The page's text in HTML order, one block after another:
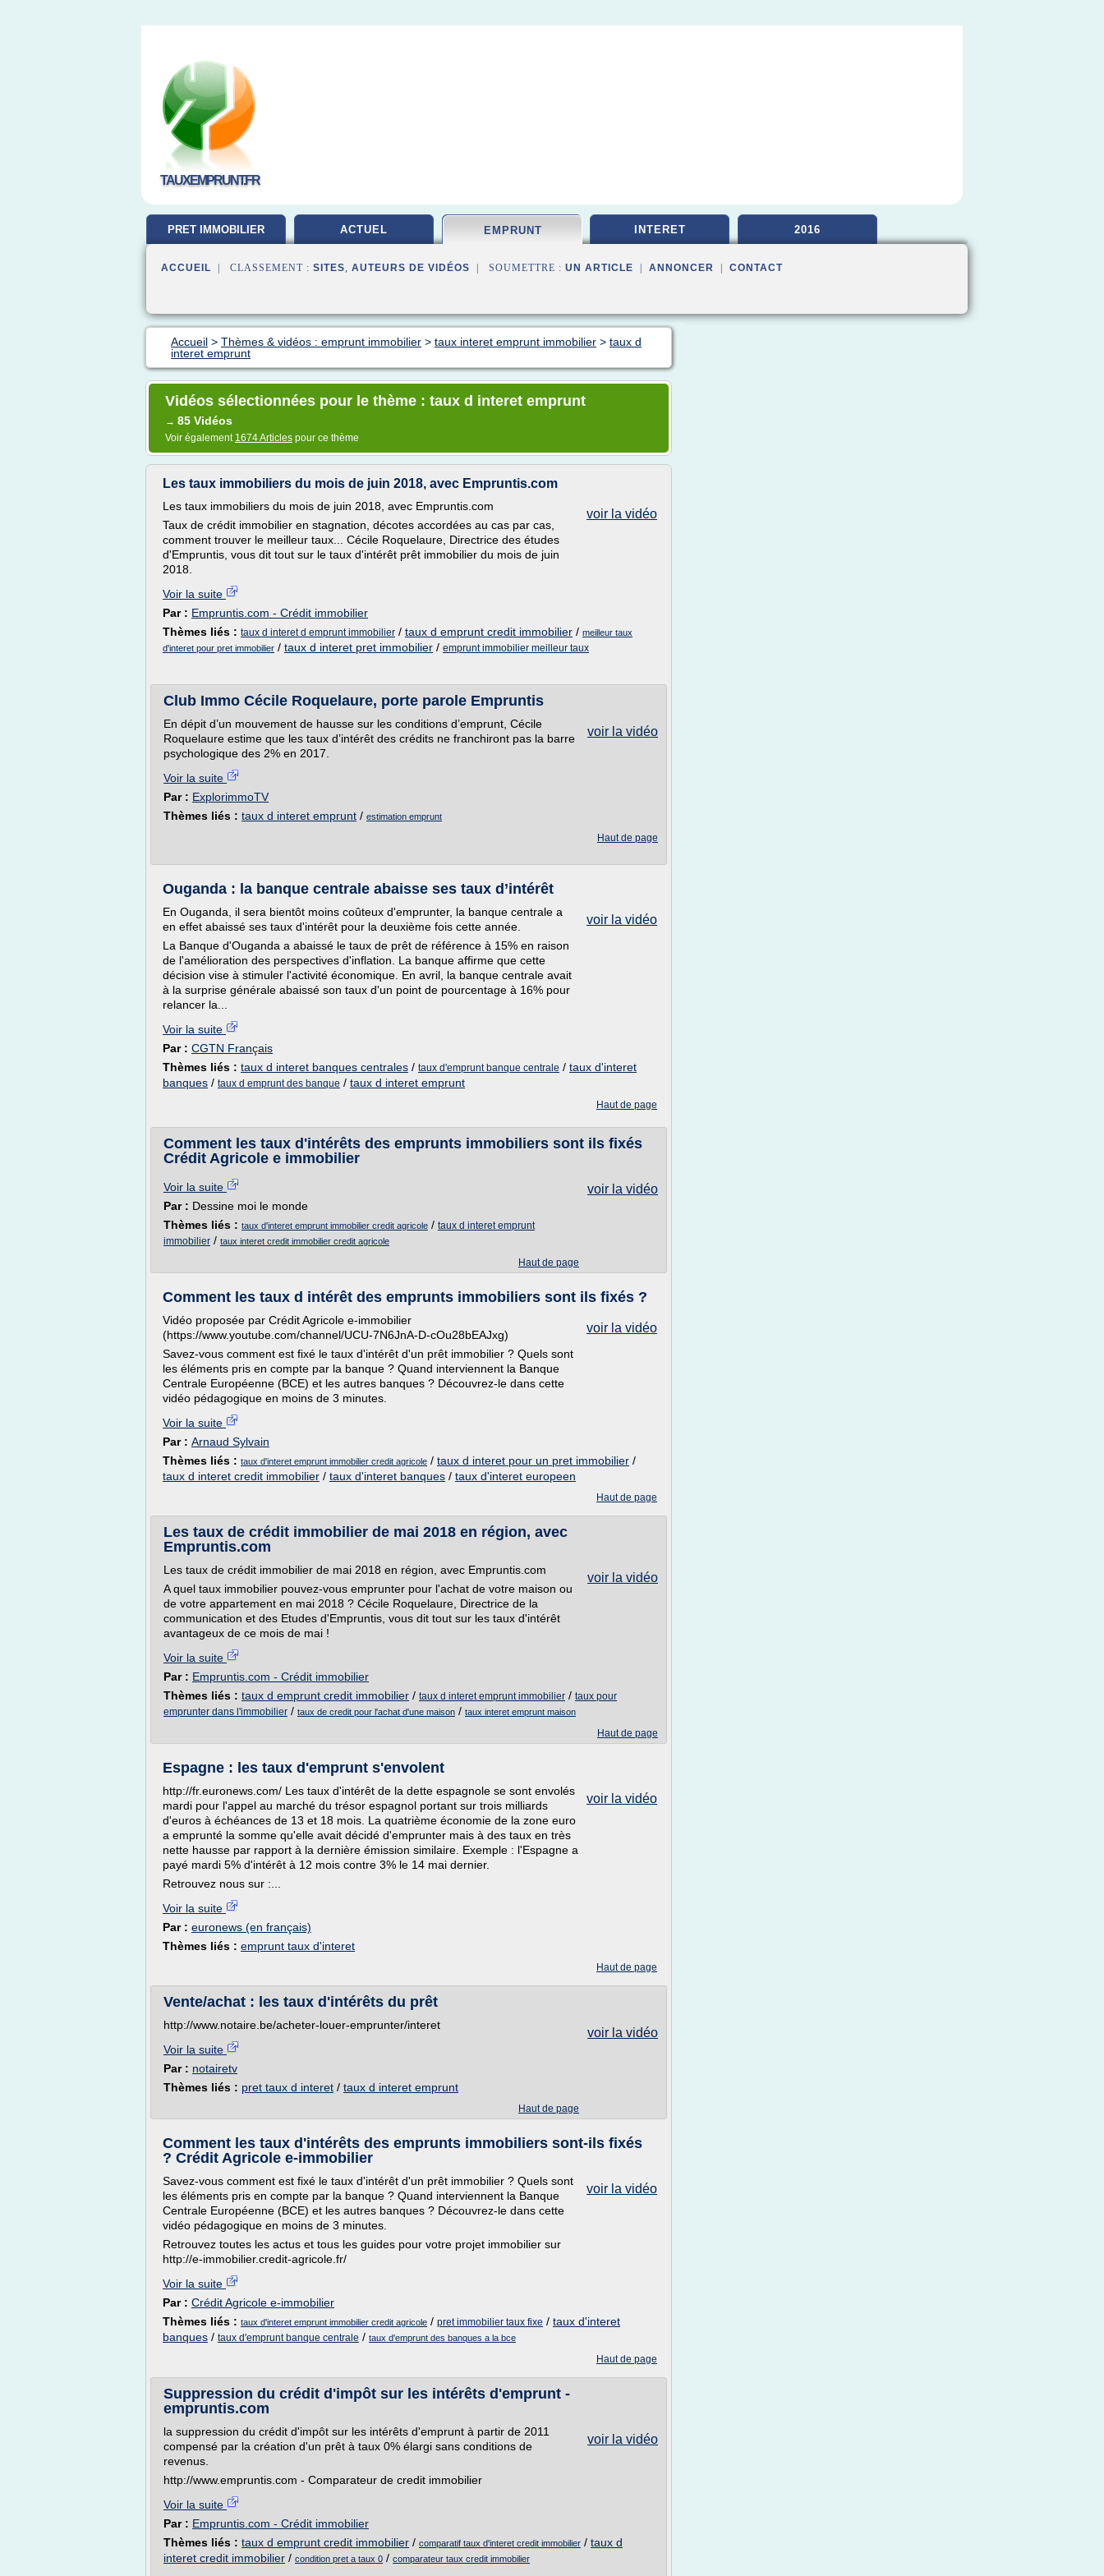
TAUXEMPRUNT.FR
PRET IMMOBILIER ACTUEL EMPRUNT INTERET 2016
ACCUEIL | CLASSEMENT : SITES, AUTEURS DE VIDÉOS | SOUMETTRE : UN ARTICLE ANNONCER CONTACT
Accueil > Thèmes & vidéos : emprunt immobilier > taux interet emprunt immobilier > taux d
interet emprunt
Vidéos sélectionnées pour le thème : taux d interet emprunt
→ 85 Vidéos
Voir également 1674 Articles pour ce thème
Les taux immobiliers du mois de juin 2018, avec Empruntis.com
voir la vidéo
Les taux immobiliers du mois de juin 2018, avec Empruntis.com
Taux de crédit immobilier en stagnation, décotes accordées au cas par cas,
comment trouver le meilleur taux... Cécile Roquelaure, Directrice des études
d'Empruntis, vous dit tout sur le taux d'intérêt prêt immobilier du mois de juin
2018.
Voir la suite
Par : Empruntis.com - Crédit immobilier
Thèmes liés : taux d interet d emprunt immobilier / taux d emprunt credit immobilier / meilleur taux
d'interet pour pret immobilier / taux d interet pret immobilier / emprunt immobilier meilleur taux
Club Immo Cécile Roquelaure, porte parole Empruntis
voir la vidéo
En dépit d’un mouvement de hausse sur les conditions d’emprunt, Cécile
Roquelaure estime que les taux d’intérêt des crédits ne franchiront pas la barre
psychologique des 2% en 2017.
Voir la suite
Par : ExplorimmoTV
Thèmes liés : taux d interet emprunt / estimation emprunt
Haut de page
Ouganda : la banque centrale abaisse ses taux d’intérêt
voir la vidéo
En Ouganda, il sera bientôt moins coûteux d'emprunter, la banque centrale a
en effet abaissé ses taux d'intérêt pour la deuxième fois cette année.
La Banque d'Ouganda a abaissé le taux de prêt de référence à 15% en raison
de l'amélioration des perspectives d'inflation. La banque affirme que cette
décision vise à stimuler l'activité économique. En avril, la banque centrale avait
à la surprise générale abaissé son taux d'un point de pourcentage à 16% pour
relancer la...
Voir la suite
Par : CGTN Français
Thèmes liés : taux d interet banques centrales / taux d'emprunt banque centrale / taux d'interet
banques / taux d emprunt des banque / taux d interet emprunt
Haut de page
Comment les taux d'intérêts des emprunts immobiliers sont ils fixés
Crédit Agricole e immobilier
voir la vidéo
Voir la suite
Par : Dessine moi le monde
Thèmes liés : taux d'interet emprunt immobilier credit agricole / taux d interet emprunt
immobilier / taux interet credit immobilier credit agricole
Haut de page
Comment les taux d intérêt des emprunts immobiliers sont ils fixés ?
voir la vidéo
Vidéo proposée par Crédit Agricole e-immobilier
(https://www.youtube.com/channel/UCU-7N6JnA-D-cOu28bEAJxg)
Savez-vous comment est fixé le taux d'intérêt d'un prêt immobilier ? Quels sont
les éléments pris en compte par la banque ? Quand interviennent la Banque
Centrale Européenne (BCE) et les autres banques ? Découvrez-le dans cette
vidéo pédagogique en moins de 3 minutes.
Voir la suite
Par : Arnaud Sylvain
Thèmes liés : taux d'interet emprunt immobilier credit agricole / taux d interet pour un pret immobilier /
taux d interet credit immobilier / taux d'interet banques / taux d'interet europeen
Haut de page
Les taux de crédit immobilier de mai 2018 en région, avec
Empruntis.com
voir la vidéo
Les taux de crédit immobilier de mai 2018 en région, avec Empruntis.com
A quel taux immobilier pouvez-vous emprunter pour l'achat de votre maison ou
de votre appartement en mai 2018 ? Cécile Roquelaure, Directrice de la
communication et des Etudes d'Empruntis, vous dit tout sur les taux d'intérêt
avantageux de ce mois de mai !
Voir la suite
Par : Empruntis.com - Crédit immobilier
Thèmes liés : taux d emprunt credit immobilier / taux d interet emprunt immobilier / taux pour
emprunter dans l'immobilier / taux de credit pour l'achat d'une maison / taux interet emprunt maison
Haut de page
Espagne : les taux d'emprunt s'envolent
voir la vidéo
http://fr.euronews.com/ Les taux d'intérêt de la dette espagnole se sont envolés
mardi pour l'appel au marché du trésor espagnol portant sur trois milliards
d'euros à échéances de 13 et 18 mois. La quatrième économie de la zone euro
a emprunté la somme qu'elle avait décidé d'emprunter mais à des taux en très
nette hausse par rapport à la dernière émission similaire. Exemple : l'Espagne a
payé mardi 5% d'intérêt à 12 mois contre 3% le 14 mai dernier.
Retrouvez nous sur :...
Voir la suite
Par : euronews (en français)
Thèmes liés : emprunt taux d'interet
Haut de page
Vente/achat : les taux d'intérêts du prêt
voir la vidéo
http://www.notaire.be/acheter-louer-emprunter/interet
Voir la suite
Par : notairetv
Thèmes liés : pret taux d interet / taux d interet emprunt
Haut de page
Comment les taux d'intérêts des emprunts immobiliers sont-ils fixés
? Crédit Agricole e-immobilier
voir la vidéo
Savez-vous comment est fixé le taux d'intérêt d'un prêt immobilier ? Quels sont
les éléments pris en compte par la banque ? Quand interviennent la Banque
Centrale Européenne (BCE) et les autres banques ? Découvrez-le dans cette
vidéo pédagogique en moins de 3 minutes.
Retrouvez toutes les actus et tous les guides pour votre projet immobilier sur
http://e-immobilier.credit-agricole.fr/
Voir la suite
Par : Crédit Agricole e-immobilier
Thèmes liés : taux d'interet emprunt immobilier credit agricole / pret immobilier taux fixe / taux d'interet
banques / taux d'emprunt banque centrale / taux d'emprunt des banques a la bce
Haut de page
Suppression du crédit d'impôt sur les intérêts d'emprunt -
empruntis.com
voir la vidéo
la suppression du crédit d'impôt sur les intérêts d'emprunt à partir de 2011
compensé par la création d'un prêt à taux 0% élargi sans conditions de
revenus.
http://www.empruntis.com - Comparateur de credit immobilier
Voir la suite
Par : Empruntis.com - Crédit immobilier
Thèmes liés : taux d emprunt credit immobilier / comparatif taux d'interet credit immobilier / taux d
interet credit immobilier / condition pret a taux 0 / comparateur taux credit immobilier